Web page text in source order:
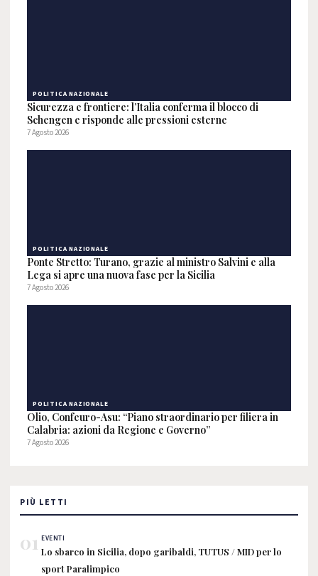
POLITICA NAZIONALE
Sicurezza e frontiere: l’Italia conferma il blocco di
Schengen e risponde alle pressioni esterne
7 Agosto 2026
POLITICA NAZIONALE
Ponte Stretto: Turano, grazie al ministro Salvini e alla
Lega si apre una nuova fase per la Sicilia
7 Agosto 2026
POLITICA NAZIONALE
Olio, Confeuro-Asu: “Piano straordinario per filiera in
Calabria: azioni da Regione e Governo”
7 Agosto 2026
PIÙ LETTI
01 EVENTI
Lo sbarco in Sicilia, dopo garibaldi, TUTUS / MID per lo
sport Paralimpico